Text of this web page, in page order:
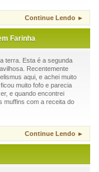
Continue Lendo ►
Farinha
terra. Esta é a segunda
Recentemente
aqui, e achei muito
muito fofo e parecia
e quando encontrei
muffins com a receita do
Continue Lendo ►